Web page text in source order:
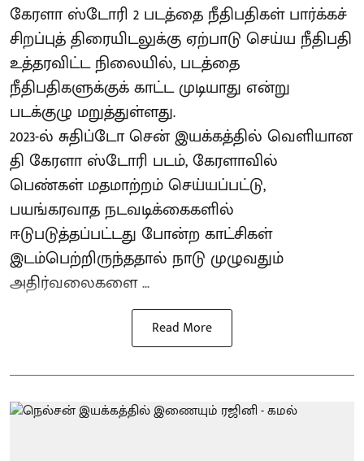
கேரளா ஸ்டோரி 2 படத்தை நீதிபதிகள் பார்க்கச்
சிறப்புத் திரையிடலுக்கு ஏற்பாடு செய்ய நீதிபதி
உத்தரவிட்ட நிலையில், படத்தை
நீதிபதிகளுக்குக் காட்ட முடியாது என்று
படக்குழு மறுத்துள்ளது.
2023-ல் சுதிப்டோ சென் இயக்​கத்​தில் வெளியான
தி கேரளா ஸ்டோரி படம், கேரளாவில்
பெண்கள் மதமாற்றம் செய்யப்பட்டு,
பயங்கரவாத நடவடிக்கைகளில்
ஈடுபடுத்தப்பட்டது போன்ற காட்சிகள்
இடம்பெற்றிருந்ததால் நாடு முழுவதும்
அதிர்வலைகளை ...
Read More